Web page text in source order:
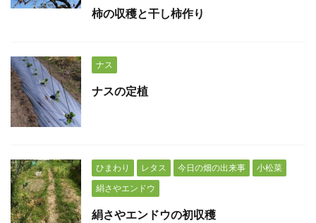
柿の収穫と干し柿作り
ナス
ナスの定植
ひまわり レタス 今日の畑の出来事
小松菜
絹さやエンドウ
絹さやエンドウの初収穫